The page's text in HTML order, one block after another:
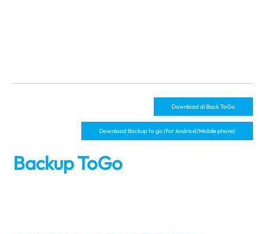
Download di Back ToGo
Download Backup to go (for Andriod/Mobile phone)
Backup ToGo